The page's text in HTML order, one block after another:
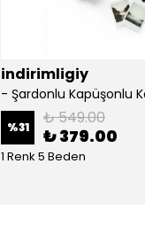
indirimligiy
%31 ₺ 549.00
₺ 379.00
1 Renk 5 Beden